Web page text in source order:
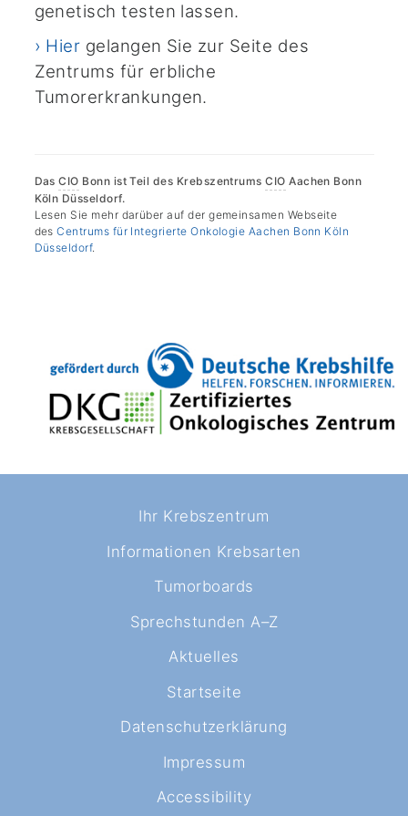
genetisch testen lassen.
› Hier gelangen Sie zur Seite des
Zentrums für erbliche
Tumorerkrankungen.
DasCIO Bonn ist Teil des KrebszentrumsCIO Aachen Bonn
Köln Düsseldorf.
Lesen Sie mehr darüber auf der gemeinsamen Webseite
desCentrums für Integrierte Onkologie Aachen Bonn Köln
Düsseldorf.
Ihr Krebszentrum
Informationen Krebsarten
Tumorboards
Sprechstunden A–Z
Aktuelles
Startseite
Datenschutzerklärung
Impressum
Accessibility